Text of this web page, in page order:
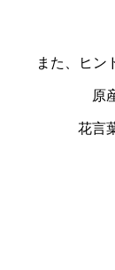
また、ヒン
原
花言